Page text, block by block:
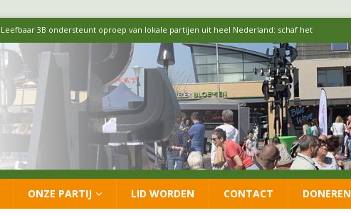
Leefbaar 3B ondersteunt oproep van lokale partijen uit heel Nederland: schaf het
FRACTIE
Update over de formatie: vacature voor onafhankelijke wethouder Sociaal Domein
Ontwikkelingen flexwoningen Oekraïners én Lansingerlanders FRACTIE
Leefbaar 3B en CDA presenteren coalitieakkoord: ‘Groeien met behoud van karakter’
Leefbaar 3B kritisch op LOO2: belangen eigen inwoners moeten goed geborgd blijven
ONZE PARTIJ LID WORDEN CONTACT DONEREN